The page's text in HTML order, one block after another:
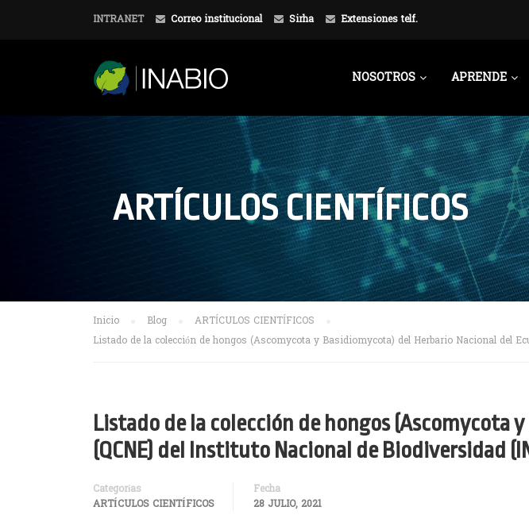
INTRANET Correo institucional Sirha Extensiones telf.
NOSOTROS APRENDE
ARTÍCULOS CIENTÍFICOS
Inicio Blog
ARTÍCULOS CIENTÍFICOS
Listado de la colección de hongos (Ascomycota y Basidiomycota) del Herbario Nacional del
Listado de la colección de hongos (Ascomycota
(QCNE) del Instituto Nacional de Biodiversidad
Categorías
ARTÍCULOS CIENTÍFICOS
Fecha
28 JULIO, 2021